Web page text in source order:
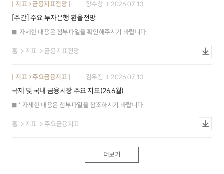
지표 > 금융지표전망 장수창 2026.07.13
[주간] 주요 투자은행 환율전망
자세한 내용은 첨부파일을 확인해주시기 바랍니다.
홈 지표 금융지표전망
지표 > 주요금융지표 김우진 2026.07.13
국제 및 국내 금융시장 주요 지표(26.6월)
* 자세한 내용은 첨부파일을 참조하시기 바랍니다.
홈 지표 주요금융지표
더보기